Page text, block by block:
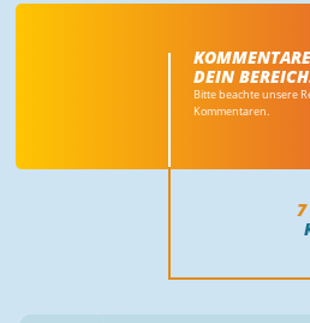
DEIN
Bitte beachte unsere
Kommentaren.
7